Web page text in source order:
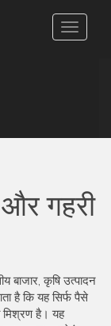
टॉगल
गहरी
बाजार, कृषि उत्पादन
है कि यह सिर्फ पैसे
मिश्रण है। यह